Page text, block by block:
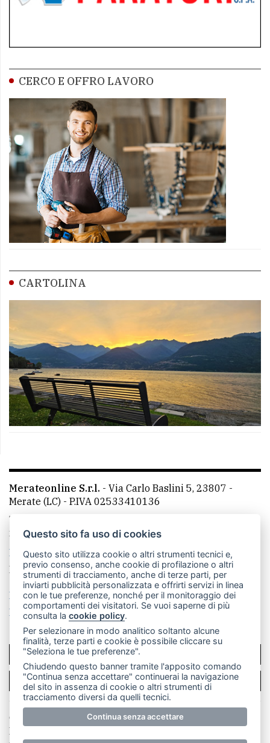
CERCO E OFFRO LAVORO
CARTOLINA
Merateonline S.r.l. - Via Carlo Baslini 5, 23807 -
Merate (LC) - P.IVA 02533410136
Telefono:
mail: redazione@leccoonline.com
La redazione
MerateOnline CasateOnline
RSS
Made by VIP
Privacy policy
Cookie policy
Rivedi le tue scelte sui cookie
SCRIVICI
PER LA TUA PUBBLICITÀ
© Copyright Merateonline S.r.l. - Tutti i diritti riservati.
E' proibita la riproduzione e pubblicazione anche
Questo sito fa uso di cookies
Questo sito utilizza cookie o altri strumenti tecnici e,
previo consenso, anche cookie di profilazione o altri
strumenti di tracciamento, anche di terze parti, per
inviarti pubblicità personalizzata e offrirti servizi in linea
con le tue preferenze, nonché per il monitoraggio dei
comportamenti dei visitatori. Se vuoi saperne di più
consulta lacookie policy.
Per selezionare in modo analitico soltanto alcune
finalità, terze parti e cookie è possibile cliccare su
"Seleziona le tue preferenze".
Chiudendo questo banner tramite l'apposito comando
"Continua senza accettare" continuerai la navigazione
del sito in assenza di cookie o altri strumenti di
tracciamento diversi da quelli tecnici.
Continua senza accettare